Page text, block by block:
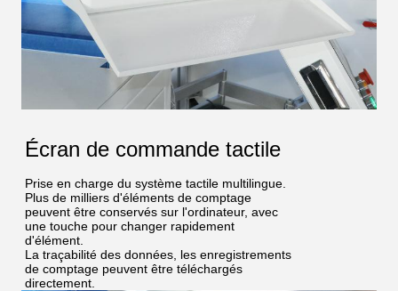
Écran de commande tactile
Prise en charge du système tactile multilingue.
Plus de milliers d'éléments de comptage
peuvent être conservés sur l'ordinateur, avec
une touche pour changer rapidement
d'élément.
La traçabilité des données, les enregistrements
de comptage peuvent être téléchargés
directement.